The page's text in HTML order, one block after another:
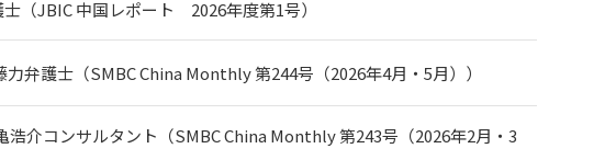
（JBIC 中国レポート 2026年度第1号）
弁護士（SMBC China Monthly 第244号（2026年4月・5月））
介コンサルタント（SMBC China Monthly 第243号（2026年2月・3